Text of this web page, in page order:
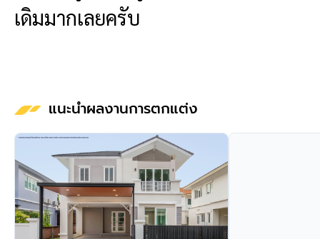
เดิมมากเลยครับ
แนะนำผลงานการตกแต่ง